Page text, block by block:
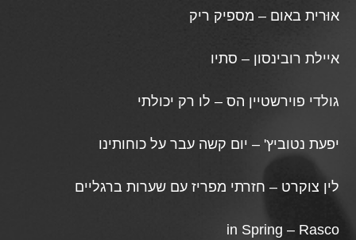
אוּרית באום – מספיק ריק
איילת רובינסון – סתיו
גולדי פוירשטיין הס – לו רק יכולתי
יפעת נטוביץ' – יום קשה עבר על כוחותינו
לין צוקרט – חזרתי מפריז עם שערות ברגליים
in Spring – Rasco